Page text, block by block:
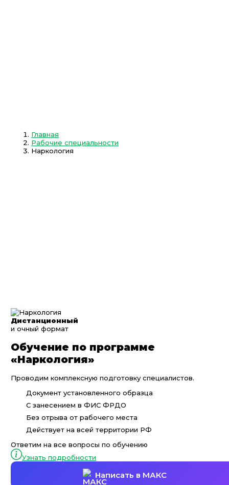
Главная
Рабочие специальности
Наркология
Дистанционный
и очный формат
Обучение по программе
«Наркология»
Проводим комплексную подготовку специалистов.
Документ установленного образца
С занесением в ФИС ФРДО
Без отрыва от рабочего места
Действует на всей территории РФ
Ответим на все вопросы по обучению
Узнать подробности
Написать в МАКС